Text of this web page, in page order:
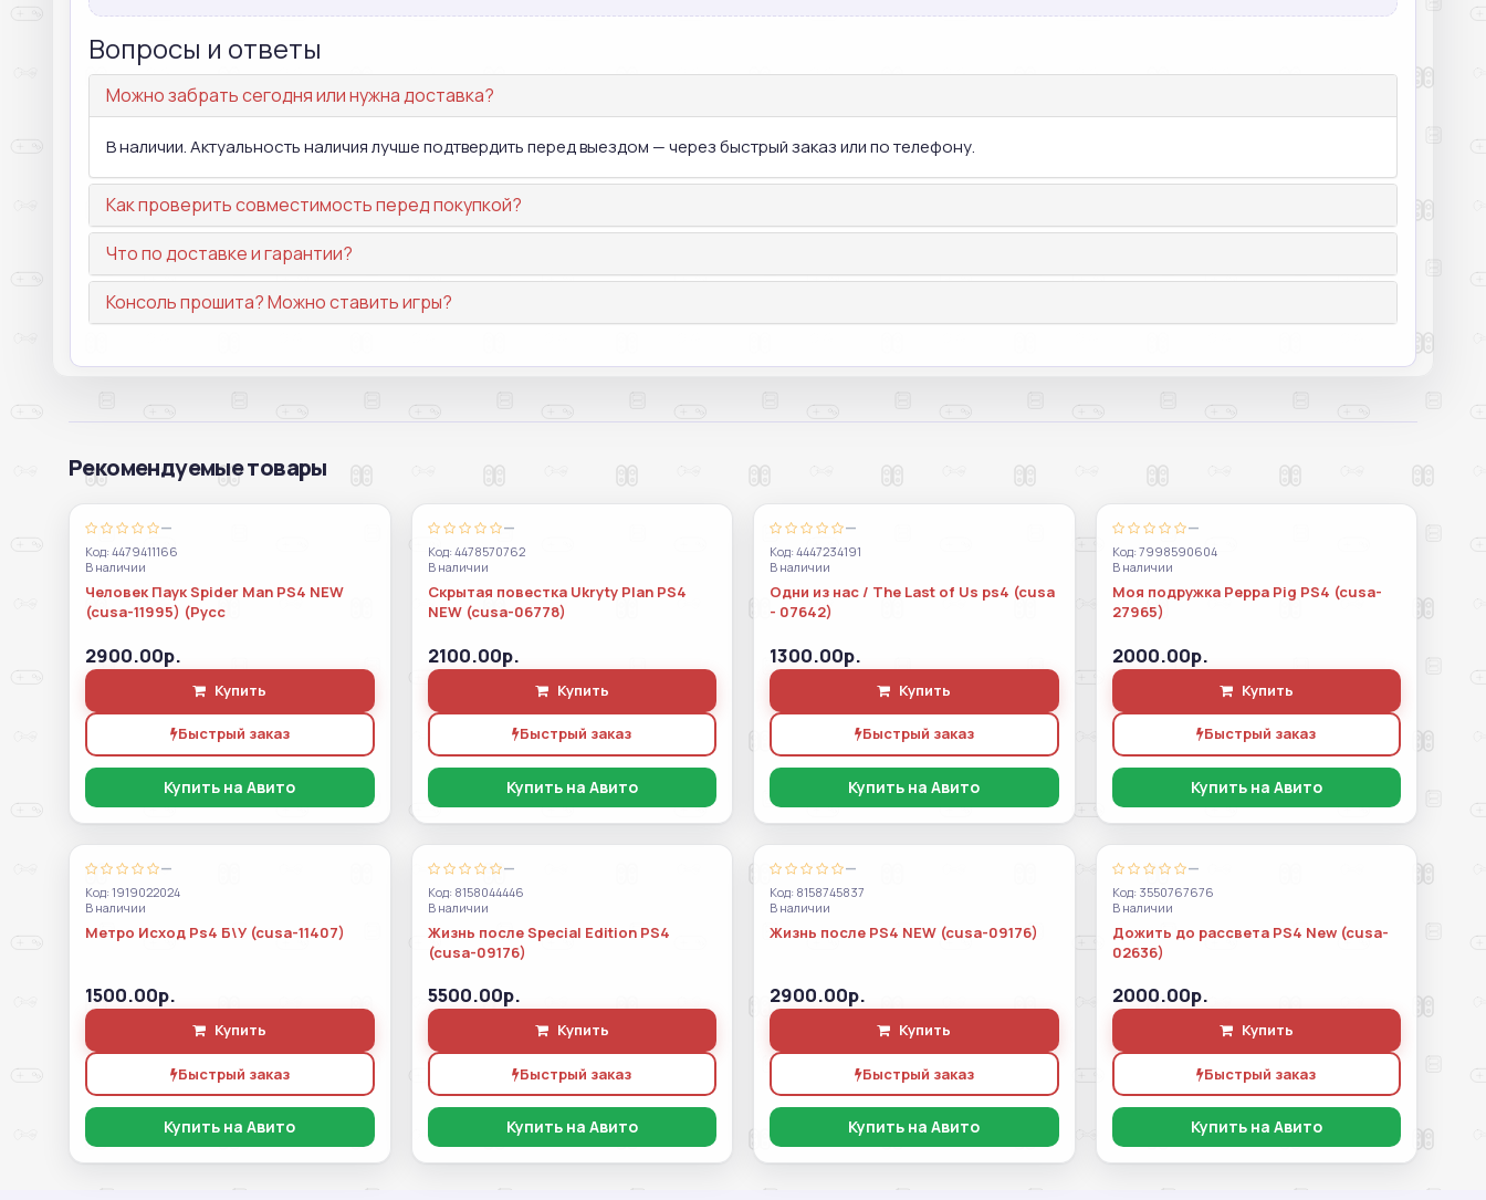
Вопросы и ответы
Можно забрать сегодня или нужна доставка?
В наличии. Актуальность наличия лучше подтвердить перед выездом — через быстрый заказ или по телефону.
Как проверить совместимость перед покупкой?
Что по доставке и гарантии?
Консоль прошита? Можно ставить игры?
Рекомендуемые товары
—
Код: 4479411166
В наличии
Человек Паук Spider Man PS4 NEW
(cusa-11995) (Русс
2900.00р.
Купить
Быстрый заказ
Купить на Авито
—
Код: 4478570762
В наличии
Скрытая повестка Ukryty Plan PS4
NEW (cusa-06778)
2100.00р.
Купить
Быстрый заказ
Купить на Авито
—
Код: 4447234191
В наличии
Одни из нас / The Last of Us ps4 (cusa
- 07642)
1300.00р.
Купить
Быстрый заказ
Купить на Авито
—
Код: 7998590604
В наличии
Моя подружка Peppa Pig PS4 (cusa-
27965)
2000.00р.
Купить
Быстрый заказ
Купить на Авито
—
Код: 1919022024
В наличии
Метро Исход Ps4 Б\У (cusa-11407)
1500.00р.
Купить
Быстрый заказ
Купить на Авито
—
Код: 8158044446
В наличии
Жизнь после Special Edition PS4
(cusa-09176)
5500.00р.
Купить
Быстрый заказ
Купить на Авито
—
Код: 8158745837
В наличии
Жизнь после PS4 NEW (cusa-09176)
2900.00р.
Купить
Быстрый заказ
Купить на Авито
—
Код: 3550767676
В наличии
Дожить до рассвета PS4 New (cusa-
02636)
2000.00р.
Купить
Быстрый заказ
Купить на Авито